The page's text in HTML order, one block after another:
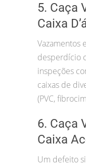
5. Caça
Caixa
Vazamentos
desperdício
inspeções
caixas de
(PVC,
6. Caça
Caixa
Um defeito